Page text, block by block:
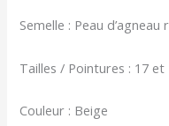
Semelle : Peau d’agneau
Tailles / Pointures : 17 et
Couleur : Beige